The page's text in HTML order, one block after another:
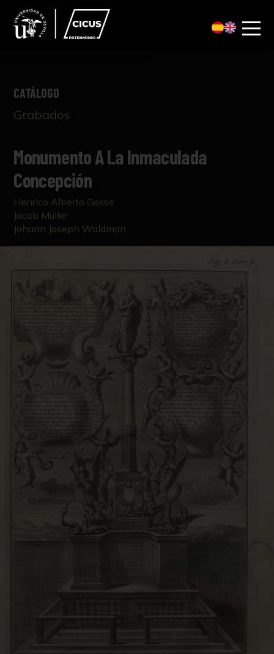
CATÁLOGO
Grabados
Monumento A La Inmaculada
Concepción
Henrico Alberto Gosse
Jacob Müller
Johann Joseph Waldman